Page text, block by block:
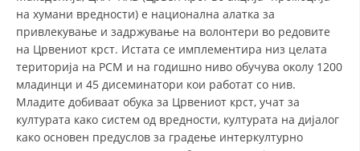
ПРИРАЧНИЦИ
СТРАТЕГИИ
ЕДУКАТИВНО ИНФОРМАТИВНИ МАТЕРИЈАЛИ
на хумани вредности) е национална алатка за
привлекување и задржување на волонтери во редовите
на Црвениот крст. Истата се имплементира низ целата
територија на РСМ и на годишно ниво обучува околу 1200
младинци и 45 дисеминатори кои работат со нив.
Младите добиваат обука за Црвениот крст, учат за
културата како систем од вредности, културата на дијалог
како основен предуслов за градење интеркултурно